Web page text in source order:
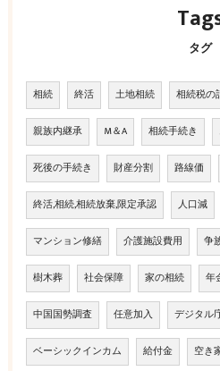
タグ
相続 終活 土地相続 相続税の
親族内継承 M＆A 相続手続き
死後の手続き 財産分割 路線価
終活,相続,相続放棄,限定承認 人口減
マンション修繕 介護施設費用 争
樹木葬 社会保障 家の相続 年
中国国勢調査 任意加入 デジタル
ベーシックインカム 給付金 空き